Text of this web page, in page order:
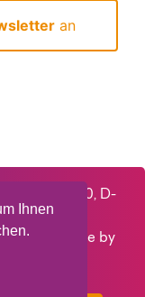
Ihnen
an
10, D-
- © 2021,
maintenance by